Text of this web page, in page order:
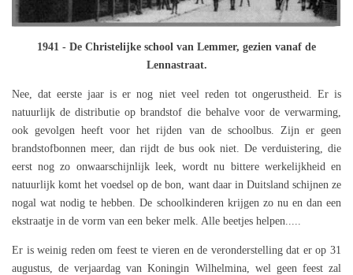
1941 - De Christelijke school van Lemmer, gezien vanaf de
Lennastraat.
Nee, dat eerste jaar is er nog niet veel reden tot ongerustheid. Er is
natuurlijk de distributie op brandstof die behalve voor de verwarming,
ook gevolgen heeft voor het rijden van de schoolbus. Zijn er geen
brandstofbonnen meer, dan rijdt de bus ook niet. De verduistering, die
eerst nog zo onwaarschijnlijk leek, wordt nu bittere werkelijkheid en
natuurlijk komt het voedsel op de bon, want daar in Duitsland schijnen ze
nogal wat nodig te hebben. De schoolkinderen krijgen zo nu en dan een
ekstraatje in de vorm van een beker melk. Alle beetjes helpen.....
Er is weinig reden om feest te vieren en de veronderstelling dat er op 31
augustus, de verjaardag van Koningin Wilhelmina, wel geen feest zal